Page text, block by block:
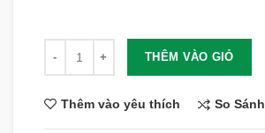
THÊM VÀO GIỎ
Thêm vào yêu thích So Sánh